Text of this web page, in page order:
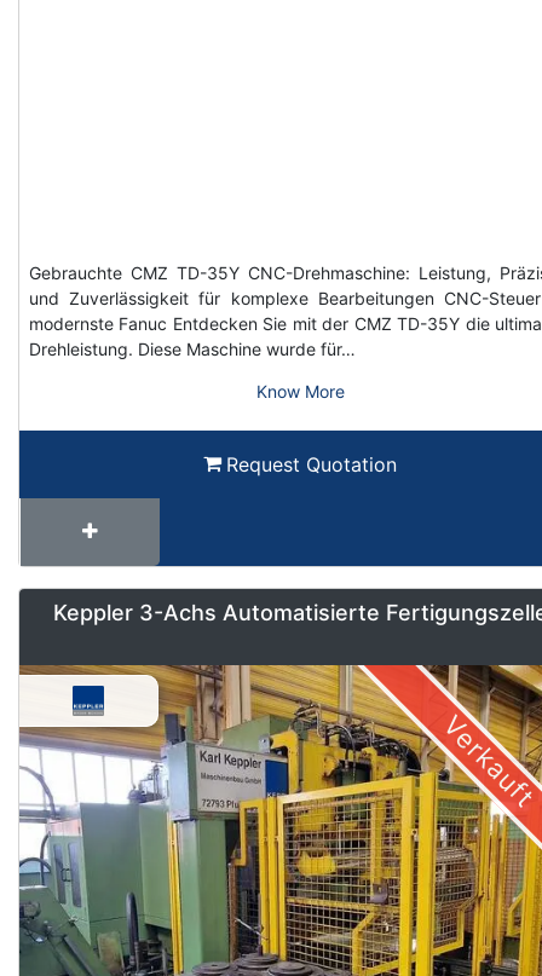
Gebrauchte CMZ TD-35Y CNC-Drehmaschine: Leistung,
und Zuverlässigkeit für komplexe Bearbeitungen CNC-
modernste Fanuc Entdecken Sie mit der CMZ TD-35Y die
Drehleistung. Diese Maschine wurde für…
Know More
Request Quotation
Keppler 3-Achs Automatisierte
Verkauft